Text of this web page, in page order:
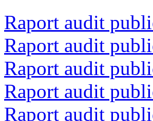
Raport audit
Raport audit
Raport audit
Raport audit
Raport audit